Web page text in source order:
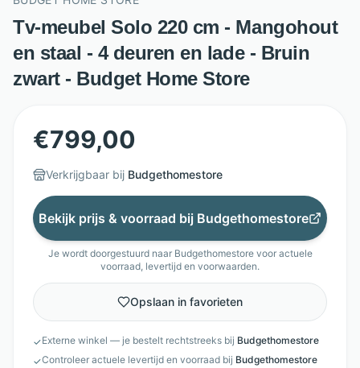
Tv-meubel Solo 220 cm - Mangohout
en staal - 4 deuren en lade - Bruin
zwart - Budget Home Store
€799,00
Verkrijgbaar bij Budgethomestore
Bekijk prijs & voorraad bij Budgethomestore
Je wordt doorgestuurd naar Budgethomestorevoor actuele
voorraad, levertijd en voorwaarden.
Opslaan in favorieten
✓Externe winkel — je bestelt rechtstreeks bij Budgethomestore
✓Controleer actuele levertijd en voorraad bij Budgethomestore